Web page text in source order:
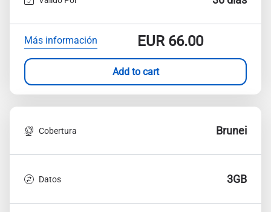
Más información EUR66.00
Add to cart
Cobertura Brunei
Datos 3GB